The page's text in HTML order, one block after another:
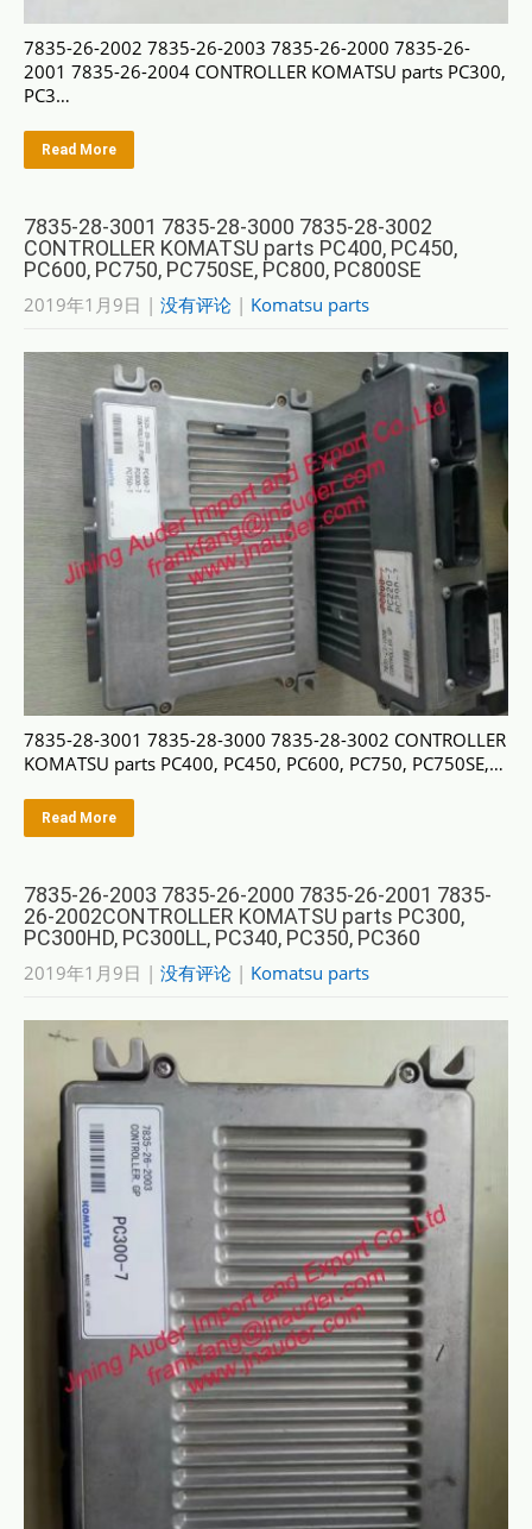
7835-26-2002 7835-26-2003 7835-26-2000 7835-26-
2001 7835-26-2004 CONTROLLER KOMATSU parts PC300,
PC3…
Read More
7835-28-3001 7835-28-3000 7835-28-3002
CONTROLLER KOMATSU parts PC400, PC450,
PC600, PC750, PC750SE, PC800, PC800SE
2019年1月9日 | 没有评论 | Komatsu parts
7835-28-3001 7835-28-3000 7835-28-3002 CONTROLLER
KOMATSU parts PC400, PC450, PC600, PC750, PC750SE,…
Read More
7835-26-2003 7835-26-2000 7835-26-2001 7835-
26-2002CONTROLLER KOMATSU parts PC300,
PC300HD, PC300LL, PC340, PC350, PC360
2019年1月9日 | 没有评论 | Komatsu parts